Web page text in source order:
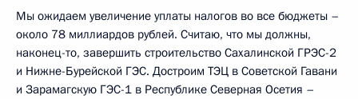
Мы ожидаем увеличение уплаты налогов во все бюджеты –
около 78 миллиардов рублей. Считаю, что мы должны,
наконец-то, завершить строительство Сахалинской ГРЭС-2
и Нижне-Бурейской ГЭС. Достроим ТЭЦ в Советской Гавани
и Зарамагскую ГЭС-1 в Республике Северная Осетия –